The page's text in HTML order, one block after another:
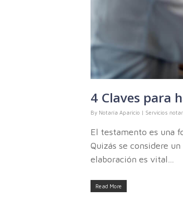
4 Claves para
By Notaría Aparicio | Servicios
El testamento es una
Quizás se considere
elaboración es vital…
Read More